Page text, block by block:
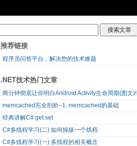
推荐链接
程序员问答平台，解决您的技术难题
.NET技术热门文章
两分钟彻底让你明白Android Activity生命周期(图文)!
memcached完全剖析–1. memcached的基础
经典讲解C# get set
C#多线程学习(二) 如何操纵一个线程
C#多线程学习(一) 多线程的相关概念